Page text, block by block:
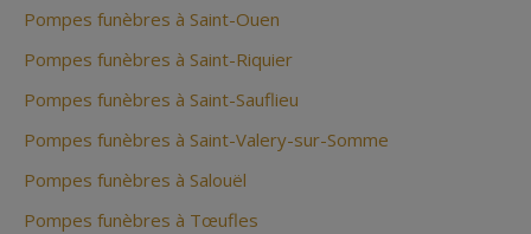
Pompes funèbres à Saint-Ouen
Pompes funèbres à Saint-Riquier
Pompes funèbres à Saint-Sauflieu
Pompes funèbres à Saint-Valery-sur-Somme
Pompes funèbres à Salouël
Pompes funèbres à Tœufles